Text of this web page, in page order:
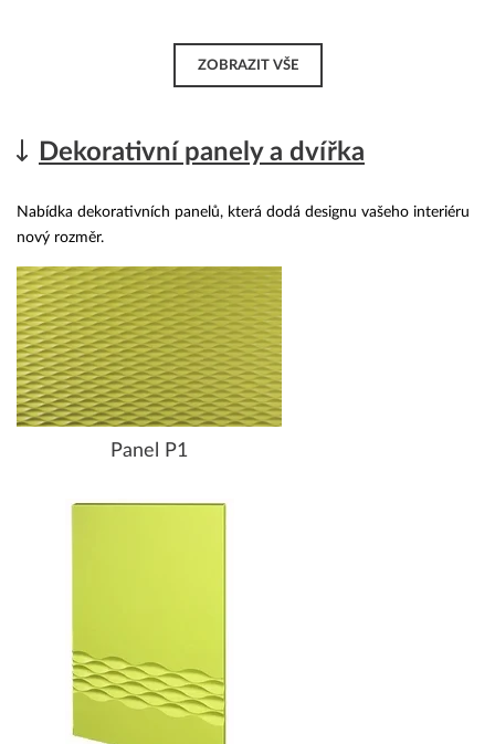
ZOBRAZIT VŠE
Dekorativní panely a dvířka
Nabídka dekorativních panelů, která dodá designu vašeho interiéru
nový rozměr.
Panel P1